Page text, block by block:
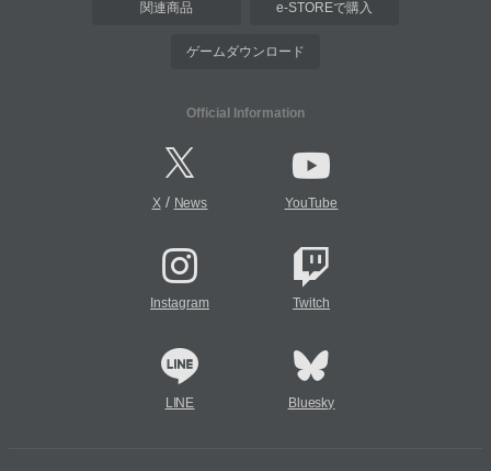
関連商品 e-STOREで購入
ゲームダウンロード
Official Information
X/ News YouTube
Instagram Twitch
LINE Bluesky